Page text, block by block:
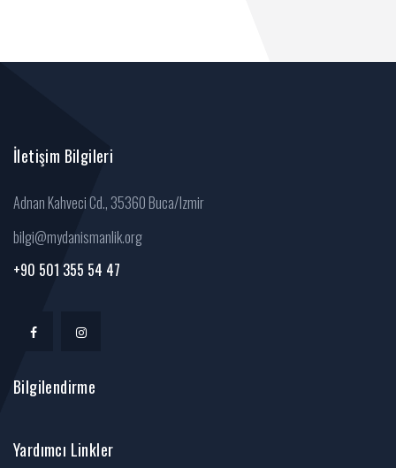
İletişim Bilgileri
Adnan Kahveci Cd., 35360 Buca/Izmir
bilgi@mydanismanlik.org
+90 501 355 54 47
Bilgilendirme
Yardımcı Linkler